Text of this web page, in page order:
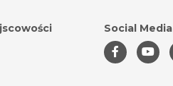
Social Media